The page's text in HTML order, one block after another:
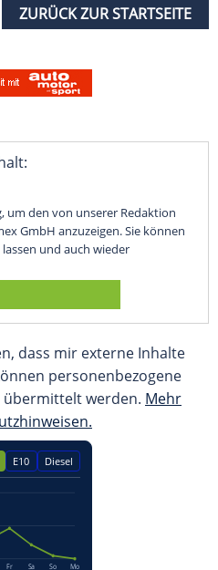
ZURÜCK ZUR STARTSEITE
um den von unserer Redaktion
GmbH anzuzeigen. Sie können
und auch wieder
dass mir externe Inhalte
personenbezogene
werden. Mehr